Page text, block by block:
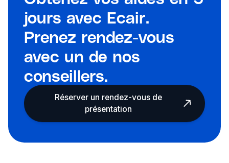
jours avec Ecair.
Prenez rendez-vous
avec un de nos
conseillers.
Réserver un rendez-vous de
présentation